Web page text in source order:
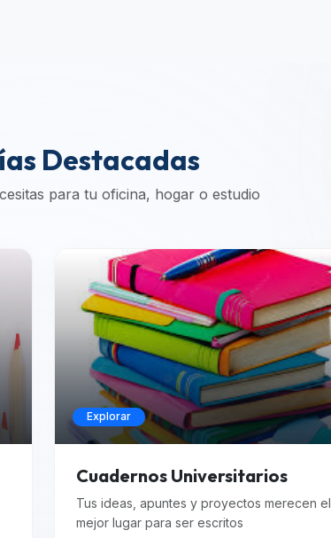
Destacadas
para tu oficina, hogar o estudio
Explorar
Cuadernos Universitarios
Tus ideas, apuntes y proyectos merecen el
mejor lugar para ser escritos